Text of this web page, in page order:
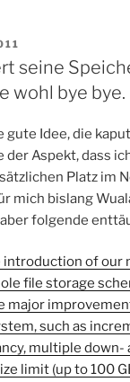
seine
wohl bye bye.
gute Idee, die
der Aspekt, dass
Platz im
mich bislang
folgende
introduction of our
file storage
major
such as
multiple down-
limit (up to 100